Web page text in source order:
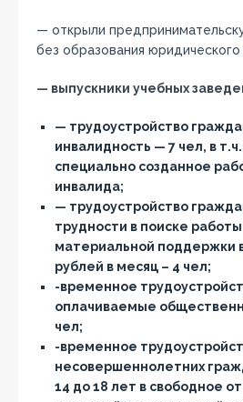
— открыли
без образования юридического
— выпускники учебных
— трудоустройство
инвалидность — 7 чел, в
специально созданное
инвалида;
— трудоустройство
трудности в поиске
материальной поддержки
рублей в месяц – 4 чел;
-временное
оплачиваемые
чел;
-временное
несовершеннолетних
14 до 18 лет в свободное